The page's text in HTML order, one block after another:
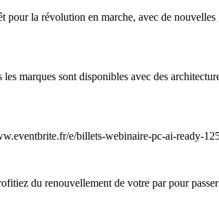
pour la révolution en marche, avec de
marques sont disponibles avec des
e/billets-webinaire-pc-ai-ready-
du renouvellement de votre par pour